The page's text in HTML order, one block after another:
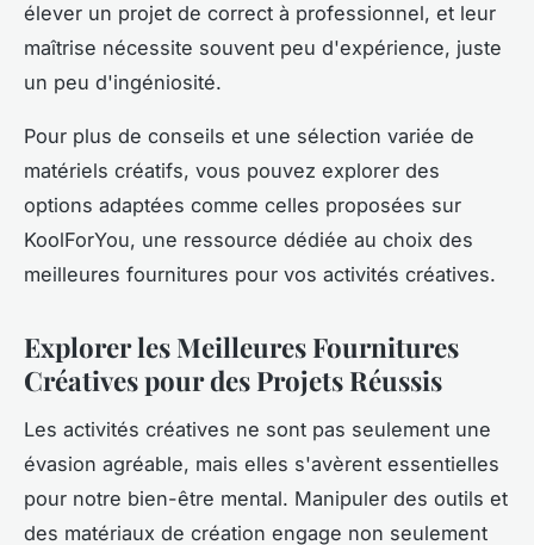
élever un projet de correct à professionnel, et leur
maîtrise nécessite souvent peu d'expérience, juste
un peu d'ingéniosité.
Pour plus de conseils et une sélection variée de
matériels créatifs, vous pouvez explorer des
options adaptées comme celles proposées sur
KoolForYou, une ressource dédiée au choix des
meilleures fournitures pour vos activités créatives.
Explorer les Meilleures Fournitures
Créatives pour des Projets Réussis
Les activités créatives ne sont pas seulement une
évasion agréable, mais elles s'avèrent essentielles
pour notre bien-être mental. Manipuler des outils et
des matériaux de création engage non seulement